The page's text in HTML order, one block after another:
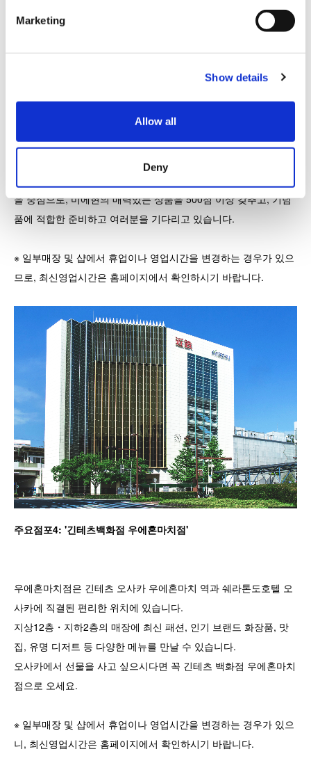
Marketing
Show details
Allow all
Deny
미에현 욧카이치시에 있는 현에서 가장 큰 백화점입니다.
20개이상의 화장품·코스메틱 브랜드나 여성복·잡화, 아동복, 식품
등, 약 300점포가 줄지어 있습니다.
을 중심으로, 미에현의 매력있는 상품을 500점 이상 갖추고, 기념
품에 적합한 준비하고 여러분을 기다리고 있습니다.
※ 일부매장 및 샵에서 휴업이나 영업시간을 변경하는 경우가 있으
므로, 최신영업시간은 홈페이지에서 확인하시기 바랍니다.
주요점포4: '긴테츠백화점 우에혼마치점'
우에혼마치점은 긴테츠 오사카 우에혼마치 역과 쉐라톤도호텔 오
사카에 직결된 편리한 위치에 있습니다.
지상12층・지하2층의 매장에 최신 패션, 인기 브랜드 화장품, 맛
집, 유명 디저트 등 다양한 메뉴를 만날 수 있습니다.
오사카에서 선물을 사고 싶으시다면 꼭 긴테츠 백화점 우에혼마치
점으로 오세요.
※ 일부매장 및 샵에서 휴업이나 영업시간을 변경하는 경우가 있으
니, 최신영업시간은 홈페이지에서 확인하시기 바랍니다.